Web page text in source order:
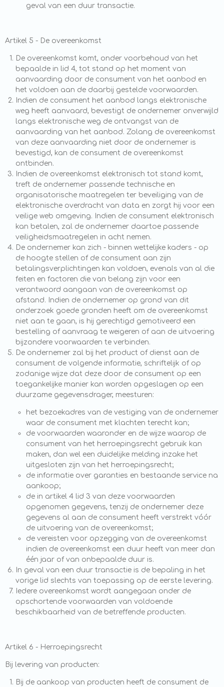
geval van een duur transactie.
Artikel 5 - De overeenkomst
De overeenkomst komt, onder voorbehoud van het
bepaalde in lid 4, tot stand op het moment van
aanvaarding door de consument van het aanbod en
het voldoen aan de daarbij gestelde voorwaarden.
Indien de consument het aanbod langs elektronische
weg heeft aanvaard, bevestigt de ondernemer onverwijld
langs elektronische weg de ontvangst van de
aanvaarding van het aanbod. Zolang de overeenkomst
van deze aanvaarding niet door de ondernemer is
bevestigd, kan de consument de overeenkomst
ontbinden.
Indien de overeenkomst elektronisch tot stand komt,
treft de ondernemer passende technische en
organisatorische maatregelen ter beveiliging van de
elektronische overdracht van data en zorgt hij voor een
veilige web omgeving. Indien de consument elektronisch
kan betalen, zal de ondernemer daartoe passende
veiligheidsmaatregelen in acht nemen.
De ondernemer kan zich - binnen wettelijke kaders - op
de hoogte stellen of de consument aan zijn
betalingsverplichtingen kan voldoen, evenals van al die
feiten en factoren die van belang zijn voor een
verantwoord aangaan van de overeenkomst op
afstand. Indien de ondernemer op grond van dit
onderzoek goede gronden heeft om de overeenkomst
niet aan te gaan, is hij gerechtigd gemotiveerd een
bestelling of aanvraag te weigeren of aan de uitvoering
bijzondere voorwaarden te verbinden.
De ondernemer zal bij het product of dienst aan de
consument de volgende informatie, schriftelijk of op
zodanige wijze dat deze door de consument op een
toegankelijke manier kan worden opgeslagen op een
duurzame gegevensdrager, meesturen:
het bezoekadres van de vestiging van de ondernemer
waar de consument met klachten terecht kan;
de voorwaarden waaronder en de wijze waarop de
consument van het herroepingsrecht gebruik kan
maken, dan wel een duidelijke melding inzake het
uitgesloten zijn van het herroepingsrecht;
de informatie over garanties en bestaande service na
aankoop;
de in artikel 4 lid 3 van deze voorwaarden
opgenomen gegevens, tenzij de ondernemer deze
gegevens al aan de consument heeft verstrekt vóór
de uitvoering van de overeenkomst;
de vereisten voor opzegging van de overeenkomst
indien de overeenkomst een duur heeft van meer dan
één jaar of van onbepaalde duur is.
In geval van een duur transactie is de bepaling in het
vorige lid slechts van toepassing op de eerste levering.
Iedere overeenkomst wordt aangegaan onder de
opschortende voorwaarden van voldoende
beschikbaarheid van de betreffende producten.
Artikel 6 - Herroepingsrecht
Bij levering van producten:
Bij de aankoop van producten heeft de consument de